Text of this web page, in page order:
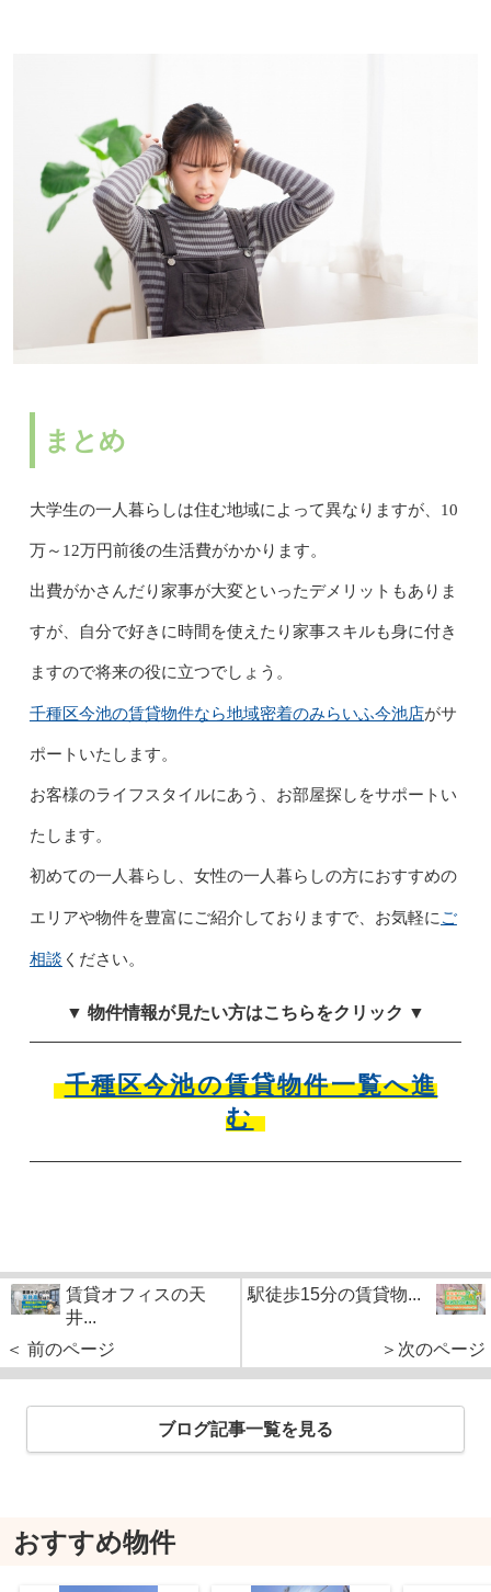
まとめ
大学生の一人暮らしは住む地域によって異なりますが、10
万～12万円前後の生活費がかかります。
出費がかさんだり家事が大変といったデメリットもありま
すが、自分で好きに時間を使えたり家事スキルも身に付き
ますので将来の役に立つでしょう。
千種区今池の賃貸物件なら地域密着のみらいふ今池店がサ
ポートいたします。
お客様のライフスタイルにあう、お部屋探しをサポートい
たします。
初めての一人暮らし、女性の一人暮らしの方におすすめの
エリアや物件を豊富にご紹介しておりますで、お気軽に ご
相談 ください。
▼ 物件情報が見たい方はこちらをクリック ▼
千種区今池の賃貸物件一覧へ進
む
賃貸オフィスの天
井...
＜ 前のページ
駅徒歩15分の賃貸物...
＞次のページ
ブログ記事一覧を見る
おすすめ物件